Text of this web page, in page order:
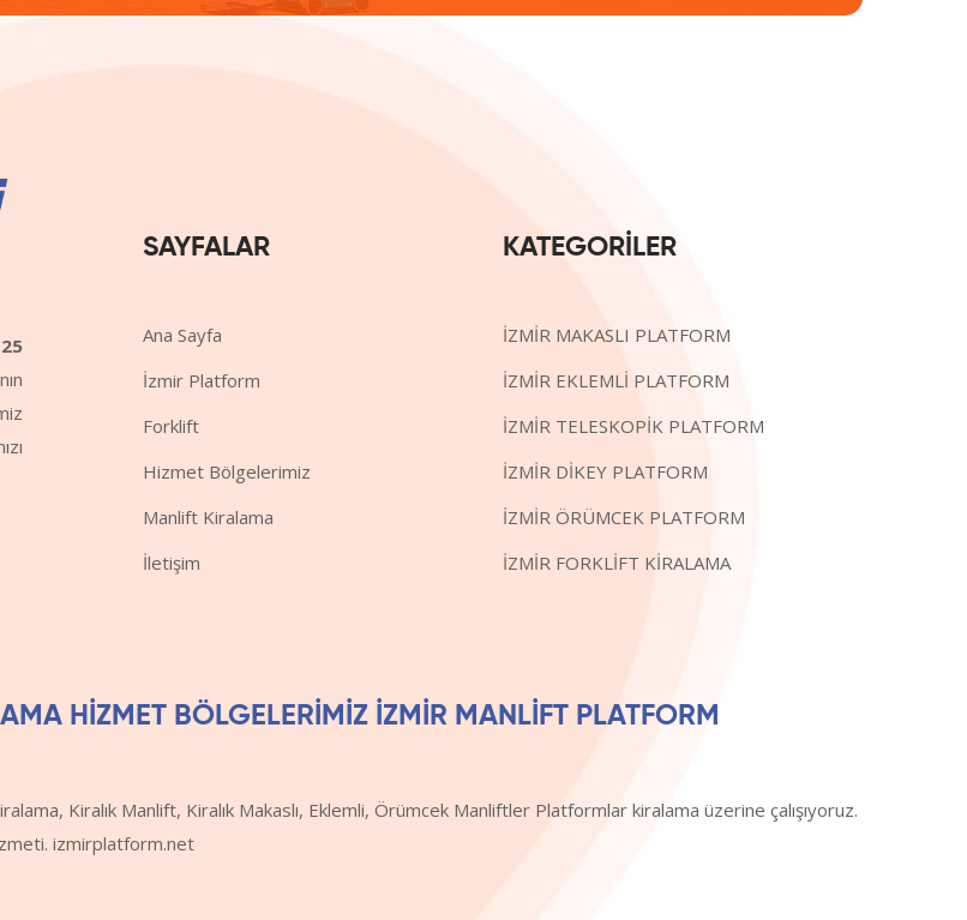
25
SAYFALAR
Ana Sayfa
İzmir Platform
Forklift
Hizmet Bölgelerimiz
Manlift Kiralama
İletişim
KATEGORİLER
İZMİR MAKASLI PLATFORM
İZMİR EKLEMLİ PLATFORM
İZMİR TELESKOPİK PLATFORM
İZMİR DİKEY PLATFORM
İZMİR ÖRÜMCEK PLATFORM
İZMİR FORKLİFT KİRALAMA
HİZMET BÖLGELERİMİZ İZMİR MANLİFT PLATFORM
Kiralık Manlift, Kiralık Makaslı, Eklemli, Örümcek Manliftler Platformlar kiralama üzerine çalışıyoruz.
izmirplatform.net